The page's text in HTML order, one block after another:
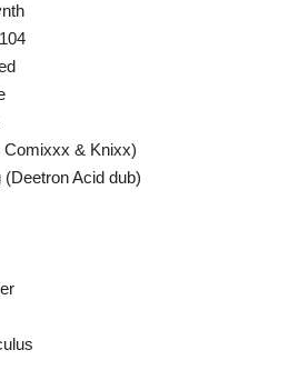
Comixxx & Knixx)
Acid dub)